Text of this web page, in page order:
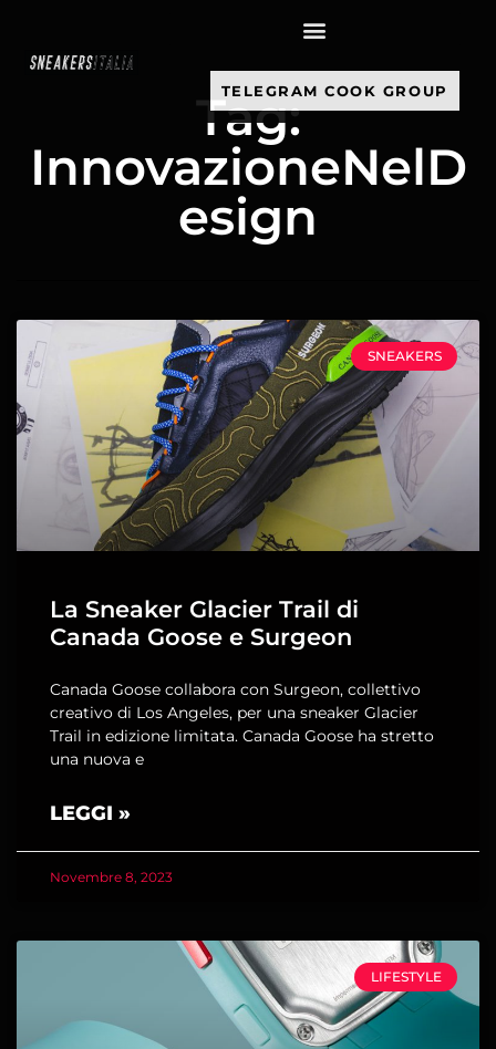
TELEGRAM COOK GROUP
Tag:
InnovazioneNelD
esign
SNEAKERS
La Sneaker Glacier Trail di
Canada Goose e Surgeon
Canada Goose collabora con Surgeon, collettivo
creativo di Los Angeles, per una sneaker Glacier
Trail in edizione limitata. Canada Goose ha stretto
una nuova e
LEGGI »
Novembre 8, 2023
LIFESTYLE